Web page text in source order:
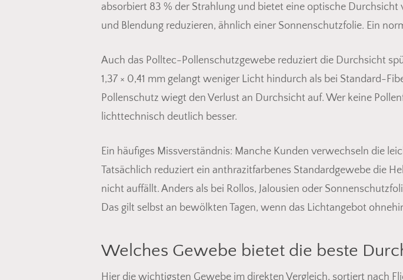
absorbiert 83 % der Strahlung und bietet eine optische
und Blendung reduzieren, ähnlich einer Sonnenschutzfolie. Ein
Auch das Polltec-Pollenschutzgewebe reduziert die Durchsicht
1,37 × 0,41 mm gelangt weniger Licht hindurch als bei Standard-
Pollenschutz wiegt den Verlust an Durchsicht auf. Wer keine
lichttechnisch deutlich besser.
Ein häufiges Missverständnis: Manche Kunden verwechseln die
Tatsächlich reduziert ein anthrazitfarbenes Standardgewebe die
nicht auffällt. Anders als bei Rollos, Jalousien oder
Das gilt selbst an bewölkten Tagen, wenn das Lichtangebot
Welches Gewebe bietet die beste
Hier die wichtigsten Gewebe im direkten Vergleich, sortiert nach